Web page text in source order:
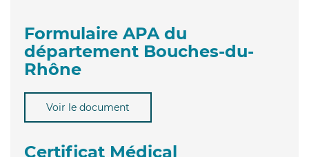
Formulaire APA du
département Bouches-du-
Rhône
Voir le document
Certificat Médical